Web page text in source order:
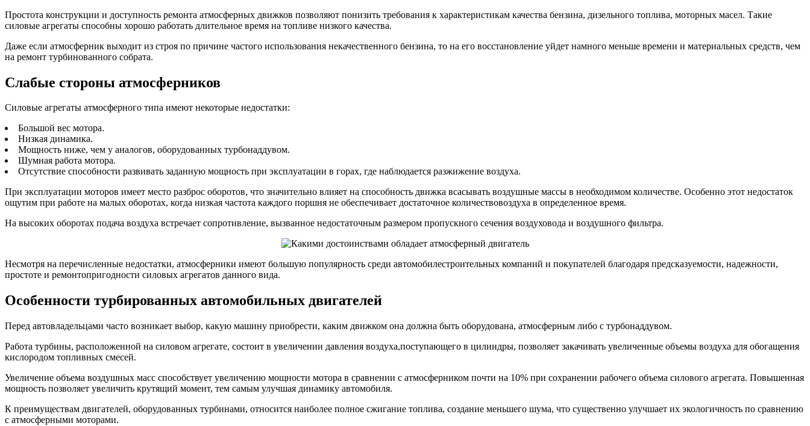
Простота конструкции и доступность ремонта атмосферных движков позволяют понизить требования к характеристикам качества бензина, дизельного топлива, моторных масел. Такие
силовые агрегаты способны хорошо работать длительное время на топливе низкого качества.
Даже если атмосферник выходит из строя по причине частого использования некачественного бензина, то на его восстановление уйдет намного меньше времени и материальных средств, чем
на ремонт турбинованного собрата.
Слабые стороны атмосферников
Силовые агрегаты атмосферного типа имеют некоторые недостатки:
Большой вес мотора.
Низкая динамика.
Мощность ниже, чем у аналогов, оборудованных турбонаддувом.
Шумная работа мотора.
Отсутствие способности развивать заданную мощность при эксплуатации в горах, где наблюдается разжижение воздуха.
При эксплуатации моторов имеет место разброс оборотов, что значительно влияет на способность движка всасывать воздушные массы в необходимом количестве. Особенно этот недостаток
ощутим при работе на малых оборотах, когда низкая частота каждого поршня не обеспечивает достаточное количествовоздуха в определенное время.
На высоких оборотах подача воздуха встречает сопротивление, вызванное недостаточным размером пропускного сечения воздуховода и воздушного фильтра.
Несмотря на перечисленные недостатки, атмосферники имеют большую популярность среди автомобилестроительных компаний и покупателей благодаря предсказуемости, надежности,
простоте и ремонтопригодности силовых агрегатов данного вида.
Особенности турбированных автомобильных двигателей
Перед автовладельцами часто возникает выбор, какую машину приобрести, каким движком она должна быть оборудована, атмосферным либо с турбонаддувом.
Работа турбины, расположенной на силовом агрегате, состоит в увеличении давления воздуха,поступающего в цилиндры, позволяет закачивать увеличенные объемы воздуха для обогащения
кислородом топливных смесей.
Увеличение объема воздушных масс способствует увеличению мощности мотора в сравнении с атмосферником почти на 10% при сохранении рабочего объема силового агрегата. Повышенная
мощность позволяет увеличить крутящий момент, тем самым улучшая динамику автомобиля.
К преимуществам двигателей, оборудованных турбинами, относится наиболее полное сжигание топлива, создание меньшего шума, что существенно улучшает их экологичность по сравнению
с атмосферными моторами.